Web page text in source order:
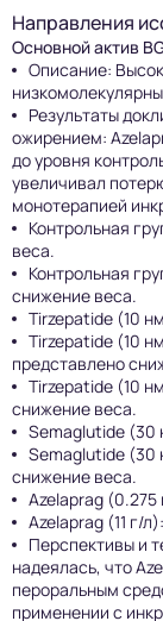
Направления
Основной актив
Описание:
Результаты
ожирением:
до уровня
увеличивал
монотерапией
Контрольная
веса.
Контрольная
снижение веса.
Tirzepatide (10
Tirzepatide (10
представлено
Tirzepatide (10
снижение веса.
Semaglutide (30
Semaglutide (30
снижение веса.
Azelaprag
Azelaprag (11 г/
Перспективы и
надеялась, что
пероральным
применении с